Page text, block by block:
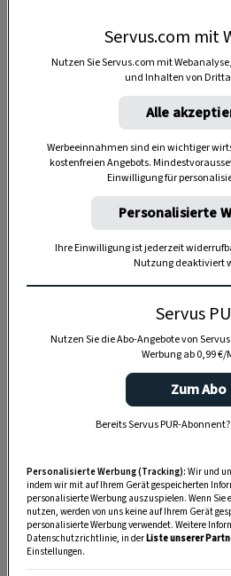
Anzeige
Servus.com mit
Nutzen Sie Servus.com mit
und Inhalten von
Alle
Werbeeinnahmen sind ein wichtiger
kostenfreien Angebots.
Einwilligung für
Personalisierte
Ihre Einwilligung ist jederzeit
Nutzung deaktiviert
Servus
Nutzen Sie die Abo-Angebote von
Werbung ab 0,99 €/
Zum Abo
Bereits Servus PUR-Abonnent?
Personalisierte Werbung (Tracking): Wir und
indem wir mit auf Ihrem Gerät gespeicherten
personalisierte Werbung auszuspielen. Wenn Sie
nutzen, werden von uns keine auf Ihrem Gerät
personalisierte Werbung verwendet. Weitere
Datenschutzrichtlinie, in derListe unserer
Einstellungen.